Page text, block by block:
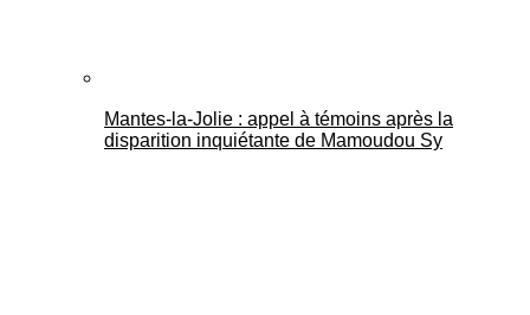
Mantes-la-Jolie : appel à témoins après la
disparition inquiétante de Mamoudou Sy